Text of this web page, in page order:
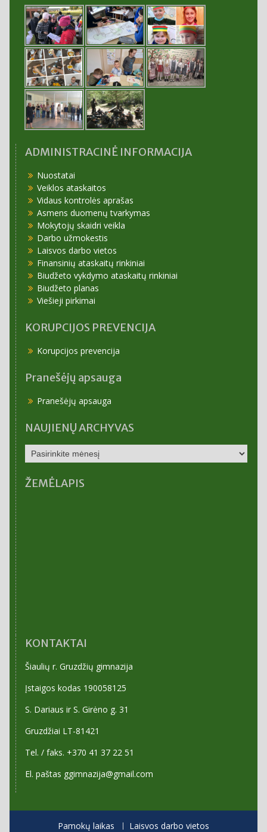
ADMINISTRACINĖ INFORMACIJA
Nuostatai
Veiklos ataskaitos
Vidaus kontrolės aprašas
Asmens duomenų tvarkymas
Mokytojų skaidri veikla
Darbo užmokestis
Laisvos darbo vietos
Finansinių ataskaitų rinkiniai
Biudžeto vykdymo ataskaitų rinkiniai
Biudžeto planas
Viešieji pirkimai
KORUPCIJOS PREVENCIJA
Korupcijos prevencija
Pranešėjų apsauga
Pranešėjų apsauga
NAUJIENŲ ARCHYVAS
NAUJIENŲ
ARCHYVAS
ŽEMĖLAPIS
KONTAKTAI
Šiaulių r. Gruzdžių gimnazija
Įstaigos kodas 190058125
S. Dariaus ir S. Girėno g. 31
Gruzdžiai LT-81421
Tel. / faks. +370 41 37 22 51
El. paštas ggimnazija@gmail.com
Pamokų laikas Laisvos darbo vietos